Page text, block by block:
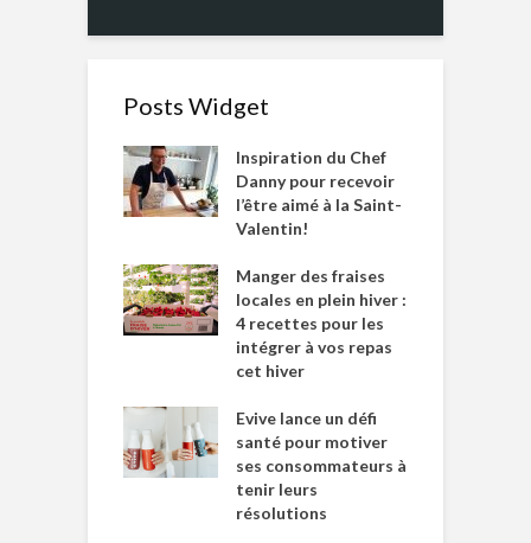
Posts Widget
Inspiration du Chef
Danny pour recevoir
l’être aimé à la Saint-
Valentin!
Manger des fraises
locales en plein hiver :
4 recettes pour les
intégrer à vos repas
cet hiver
Evive lance un défi
santé pour motiver
ses consommateurs à
tenir leurs
résolutions